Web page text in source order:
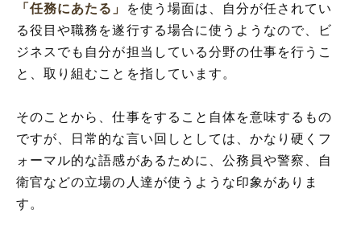
「任務にあたる」
を使う場面は、自分が任されてい
る役目や職務を遂行する場合に使うようなので、ビ
ジネスでも自分が担当している分野の仕事を行うこ
と、取り組むことを指しています。
そのことから、仕事をすること自体を意味するもの
ですが、日常的な言い回しとしては、かなり硬くフ
ォーマル的な語感があるために、公務員や警察、自
衛官などの立場の人達が使うような印象がありま
す。